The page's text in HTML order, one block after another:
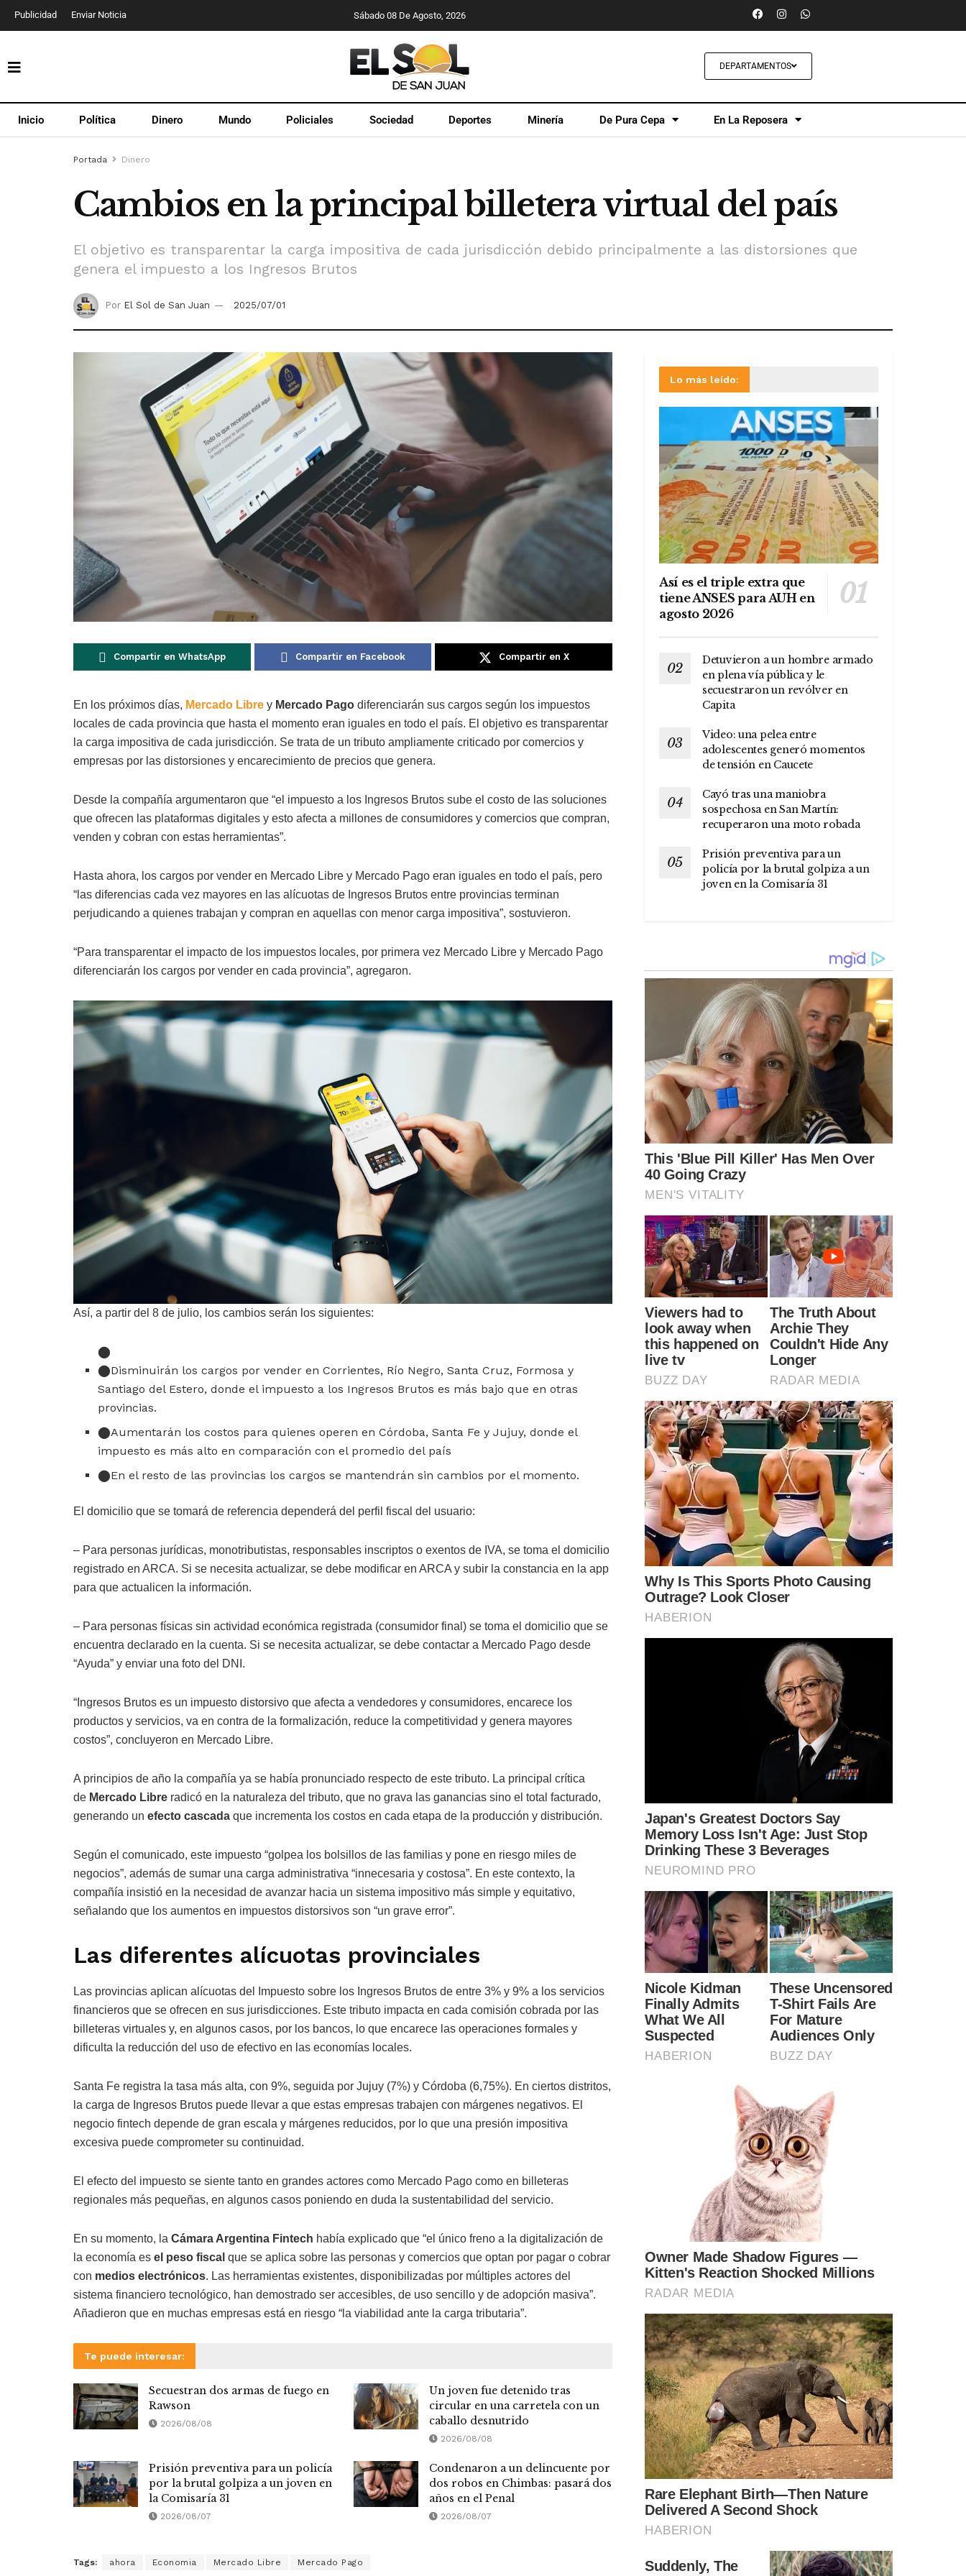
Publicidad Enviar Noticia Sábado 08 De Agosto, 2026
DEPARTAMENTOS
Inicio Política Dinero Mundo Policiales Sociedad Deportes Minería De Pura Cepa En La Reposera
Portada Dinero
Cambios en la principal billetera virtual del país
El objetivo es transparentar la carga impositiva de cada jurisdicción debido principalmente a las distorsiones que
genera el impuesto a los Ingresos Brutos
Por El Sol de San Juan 2025/07/01
Compartir en WhatsApp Compartir en Facebook Compartir en X
En los próximos días, Mercado Libre y Mercado Pago diferenciarán sus cargos según los impuestos
locales de cada provincia que hasta el momento eran iguales en todo el país. El objetivo es transparentar
la carga impositiva de cada jurisdicción. Se trata de un tributo ampliamente criticado por comercios y
empresas por las distorsiones y encarecimiento de precios que genera.
Desde la compañía argumentaron que “el impuesto a los Ingresos Brutos sube el costo de las soluciones
que ofrecen las plataformas digitales y esto afecta a millones de consumidores y comercios que compran,
venden y cobran con estas herramientas”.
Hasta ahora, los cargos por vender en Mercado Libre y Mercado Pago eran iguales en todo el país, pero
“las diferencias cada vez mayores en las alícuotas de Ingresos Brutos entre provincias terminan
perjudicando a quienes trabajan y compran en aquellas con menor carga impositiva”, sostuvieron.
“Para transparentar el impacto de los impuestos locales, por primera vez Mercado Libre y Mercado Pago
diferenciarán los cargos por vender en cada provincia”, agregaron.
Así, a partir del 8 de julio, los cambios serán los siguientes:
Disminuirán los cargos por vender en Corrientes, Río Negro, Santa Cruz, Formosa y
Santiago del Estero, donde el impuesto a los Ingresos Brutos es más bajo que en otras
provincias.
Aumentarán los costos para quienes operen en Córdoba, Santa Fe y Jujuy, donde el
impuesto es más alto en comparación con el promedio del país
En el resto de las provincias los cargos se mantendrán sin cambios por el momento.
El domicilio que se tomará de referencia dependerá del perfil fiscal del usuario:
– Para personas jurídicas, monotributistas, responsables inscriptos o exentos de IVA, se toma el domicilio
registrado en ARCA. Si se necesita actualizar, se debe modificar en ARCA y subir la constancia en la app
para que actualicen la información.
– Para personas físicas sin actividad económica registrada (consumidor final) se toma el domicilio que se
encuentra declarado en la cuenta. Si se necesita actualizar, se debe contactar a Mercado Pago desde
“Ayuda” y enviar una foto del DNI.
“Ingresos Brutos es un impuesto distorsivo que afecta a vendedores y consumidores, encarece los
productos y servicios, va en contra de la formalización, reduce la competitividad y genera mayores
costos”, concluyeron en Mercado Libre.
A principios de año la compañía ya se había pronunciado respecto de este tributo. La principal crítica
de Mercado Libre radicó en la naturaleza del tributo, que no grava las ganancias sino el total facturado,
generando un efecto cascada que incrementa los costos en cada etapa de la producción y distribución.
Según el comunicado, este impuesto “golpea los bolsillos de las familias y pone en riesgo miles de
negocios”, además de sumar una carga administrativa “innecesaria y costosa”. En este contexto, la
compañía insistió en la necesidad de avanzar hacia un sistema impositivo más simple y equitativo,
señalando que los aumentos en impuestos distorsivos son “un grave error”.
Las diferentes alícuotas provinciales
Las provincias aplican alícuotas del Impuesto sobre los Ingresos Brutos de entre 3% y 9% a los servicios
financieros que se ofrecen en sus jurisdicciones. Este tributo impacta en cada comisión cobrada por las
billeteras virtuales y, en algunos casos, por los bancos, lo que encarece las operaciones formales y
dificulta la reducción del uso de efectivo en las economías locales.
Santa Fe registra la tasa más alta, con 9%, seguida por Jujuy (7%) y Córdoba (6,75%). En ciertos distritos,
la carga de Ingresos Brutos puede llevar a que estas empresas trabajen con márgenes negativos. El
negocio fintech depende de gran escala y márgenes reducidos, por lo que una presión impositiva
excesiva puede comprometer su continuidad.
El efecto del impuesto se siente tanto en grandes actores como Mercado Pago como en billeteras
regionales más pequeñas, en algunos casos poniendo en duda la sustentabilidad del servicio.
En su momento, la Cámara Argentina Fintech había explicado que “el único freno a la digitalización de
la economía es el peso fiscal que se aplica sobre las personas y comercios que optan por pagar o cobrar
con medios electrónicos. Las herramientas existentes, disponibilizadas por múltiples actores del
sistema financiero tecnológico, han demostrado ser accesibles, de uso sencillo y de adopción masiva”.
Añadieron que en muchas empresas está en riesgo “la viabilidad ante la carga tributaria”.
Te puede interesar:
Secuestran dos armas de fuego en
Rawson
2026/08/08
Un joven fue detenido tras
circular en una carretela con un
caballo desnutrido
2026/08/08
Prisión preventiva para un policía
por la brutal golpiza a un joven en
la Comisaría 31
2026/08/07
Condenaron a un delincuente por
dos robos en Chimbas: pasará dos
años en el Penal
2026/08/07
Tags: ahora Economia Mercado Libre Mercado Pago
Lo más leído:
Así es el triple extra que
tiene ANSES para AUH en
agosto 2026
Detuvieron a un hombre armado
en plena vía pública y le
secuestraron un revólver en
Capita
Video: una pelea entre
adolescentes generó momentos
de tensión en Caucete
Cayó tras una maniobra
sospechosa en San Martín:
recuperaron una moto robada
Prisión preventiva para un
policía por la brutal golpiza a un
joven en la Comisaría 31